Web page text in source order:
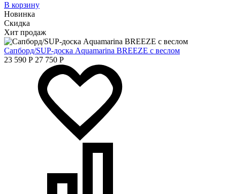
В корзину
Новинка
Скидка
Хит продаж
Сапборд/SUP-доска Aquamarina BREEZE с веслом
23 590 Р 27 750 Р